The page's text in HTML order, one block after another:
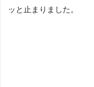
ッと止まりました。